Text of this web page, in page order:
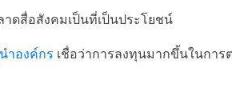
ดสื่อสังคมเป็นที่เป็นประโยชน์
ำองค์กร เชื่อว่าการลงทุนมากขึ้นในกา